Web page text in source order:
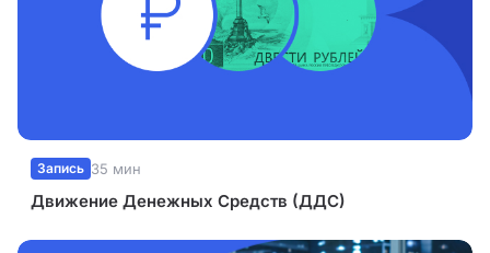
Запись 35 мин
Движение Денежных Средств (ДДС)